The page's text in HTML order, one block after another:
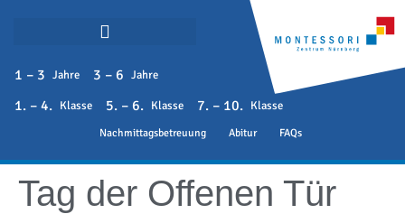
1 – 3 Jahre 3 – 6 Jahre
1. – 4. Klasse 5. – 6. Klasse 7. – 10. Klasse
Nachmittagsbetreuung Abitur FAQs
Tag der Offenen Tür